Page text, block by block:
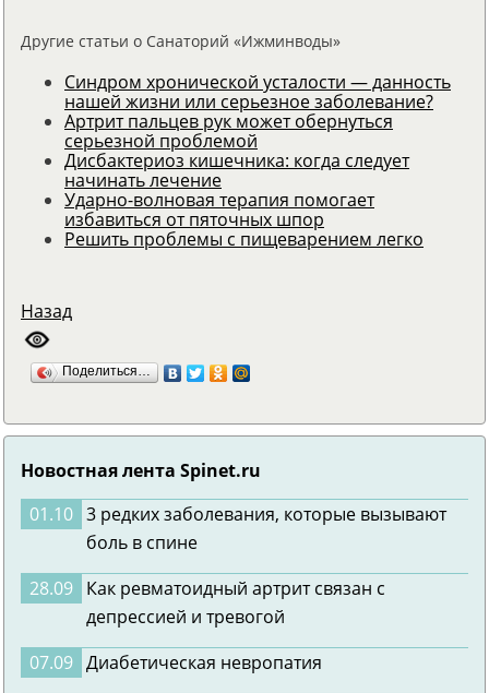
Другие статьи о Санаторий «Ижминводы»
Синдром хронической усталости — данность
нашей жизни или серьезное заболевание?
Артрит пальцев рук может обернуться
серьезной проблемой
Дисбактериоз кишечника: когда следует
начинать лечение
Ударно-волновая терапия помогает
избавиться от пяточных шпор
Решить проблемы с пищеварением легко
Назад
Поделиться…
Новостная лента Spinet.ru
01.10 3 редких заболевания, которые вызывают
боль в спине
28.09 Как ревматоидный артрит связан с
депрессией и тревогой
07.09 Диабетическая невропатия